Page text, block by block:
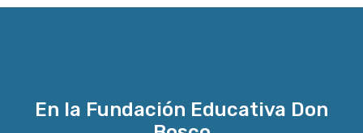
En la Fundación Educativa Don